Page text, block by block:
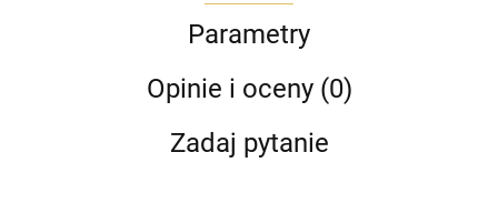
Parametry
Opinie i oceny (0)
Zadaj pytanie